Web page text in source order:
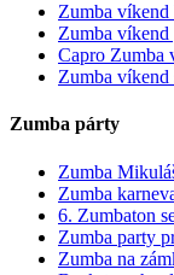
Zumba víkend
Zumba
Capro Zumba
Zumba víkend
Zumba párty
Zumba
Zumba
6. Zumbaton
Zumba party
Zumba na